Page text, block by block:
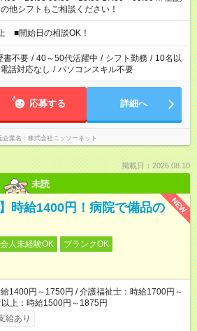
他シフトもご相談ください！
■開始日の相談OK！
書不要 / 40～50代活躍中 / シフト勤務 / 10名以
電話対応なし / パソコンスキル不要
応募する 詳細へ
企業名 株式会社ニッソーネット
掲載日：2026.08.10
未読
NEW
時給1400円！病院で備品の
人未経験OK
ブランクOK
1400円～1750円 / 介護福祉士：時給1700円～
上：時給1500円～1875円
給あり